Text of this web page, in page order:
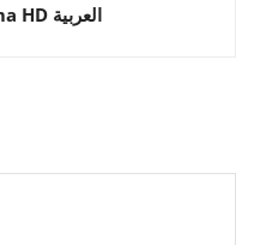
Turkish Drama HD العربية